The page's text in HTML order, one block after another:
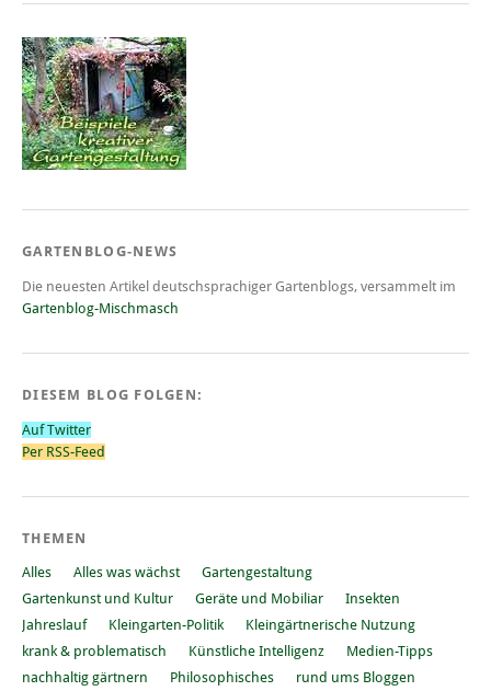
GARTENBLOG-NEWS
Die neuesten Artikel deutschsprachiger Gartenblogs, versammelt im
Gartenblog-Mischmasch
DIESEM BLOG FOLGEN:
Auf Twitter
Per RSS-Feed
THEMEN
Alles Alles was wächst
Gartengestaltung
Gartenkunst und Kultur
Geräte und Mobiliar
Insekten
Jahreslauf
Kleingarten-Politik
Kleingärtnerische Nutzung
krank & problematisch
Künstliche Intelligenz
Medien-Tipps
nachhaltig gärtnern
Philosophisches
rund ums Bloggen